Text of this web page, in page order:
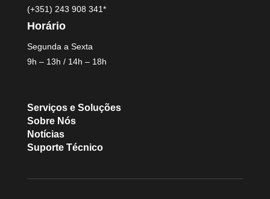
(+351) 243 908 341*
Horário
Segunda a Sexta
9h – 13h / 14h – 18h
Serviços e Soluções
Sobre Nós
Notícias
Suporte Técnico